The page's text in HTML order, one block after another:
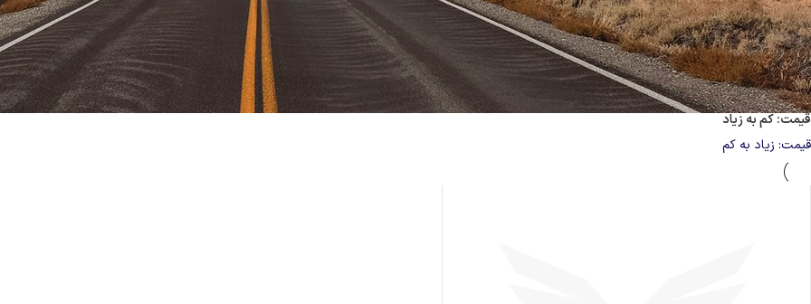
محبوبیت
متوسط امتیاز
جدیدترین
قیمت: کم به زیاد
قیمت: زیاد به کم